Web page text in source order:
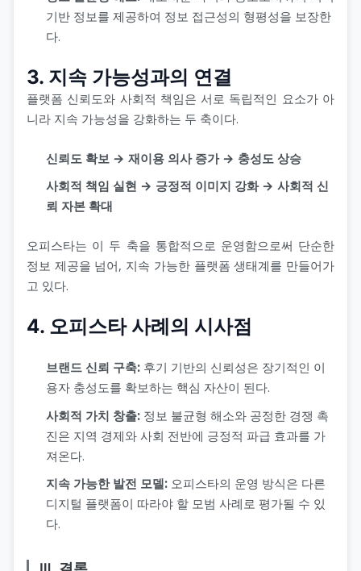
기반 정보를 제공하여 정보 접근성의 형평성을 보장한
다.
3. 지속 가능성과의 연결
플랫폼 신뢰도와 사회적 책임은 서로 독립적인 요소가 아
니라 지속 가능성을 강화하는 두 축이다.
신뢰도 확보 → 재이용 의사 증가 → 충성도 상승
사회적 책임 실현 → 긍정적 이미지 강화 → 사회적 신
뢰 자본 확대
오피스타는 이 두 축을 통합적으로 운영함으로써 단순한
정보 제공을 넘어, 지속 가능한 플랫폼 생태계를 만들어가
고 있다.
4. 오피스타 사례의 시사점
브랜드 신뢰 구축: 후기 기반의 신뢰성은 장기적인 이
용자 충성도를 확보하는 핵심 자산이 된다.
사회적 가치 창출: 정보 불균형 해소와 공정한 경쟁 촉
진은 지역 경제와 사회 전반에 긍정적 파급 효과를 가
져온다.
지속 가능한 발전 모델: 오피스타의 운영 방식은 다른
디지털 플랫폼이 따라야 할 모범 사례로 평가될 수 있
다.